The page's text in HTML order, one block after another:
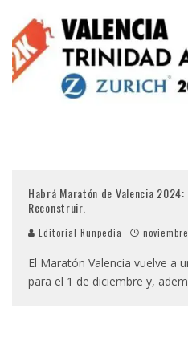
Habrá Maratón de Valencia
Reconstruir.
Editorial Runpedia
El Maratón Valencia vuelve a
para el 1 de diciembre y,